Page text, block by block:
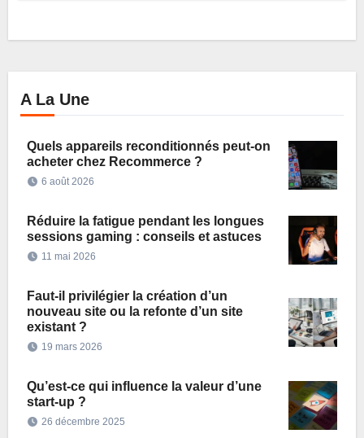
A La Une
Quels appareils reconditionnés peut-on
acheter chez Recommerce ?
6 août 2026
Réduire la fatigue pendant les longues
sessions gaming : conseils et astuces
11 mai 2026
Faut-il privilégier la création d’un
nouveau site ou la refonte d’un site
existant ?
19 mars 2026
Qu’est-ce qui influence la valeur d’une
start-up ?
26 décembre 2025